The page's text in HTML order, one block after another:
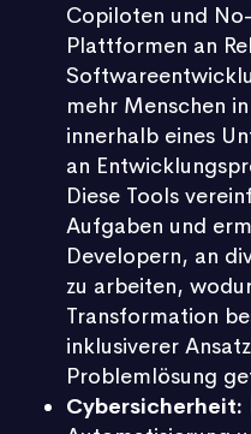
Copiloten und
Plattformen an
mehr Menschen
innerhalb eines
an
Diese Tools
Aufgaben und
Developern, an
zu arbeiten,
Transformation
inklusiverer
Problemlösung
Cybersicherheit: